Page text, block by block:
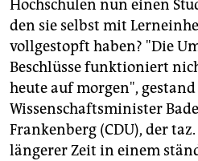
Hochschulen nun einen
den sie selbst mit
vollgestopft haben? "Die
Beschlüsse funktioniert
heute auf morgen",
Wissenschaftsminister
Frankenberg (CDU), der
längerer Zeit in einem